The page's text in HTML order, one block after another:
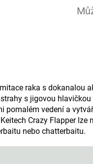
raka s
s jigovou
pomalém vedení a
Crazy Flapper
nebo chatterbaitu.